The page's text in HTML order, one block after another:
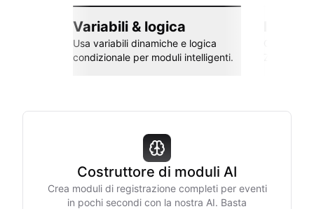
Variabili & logica
Usa variabili dinamiche e logica
condizionale per moduli intelligenti.
Costruttore di moduli AI
Crea moduli di registrazione completi per eventi
in pochi secondi con la nostra AI. Basta